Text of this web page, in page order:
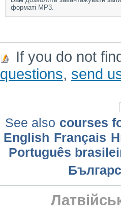
форматі MP3.
If you do not
questions, send
See also courses
English Français
Português